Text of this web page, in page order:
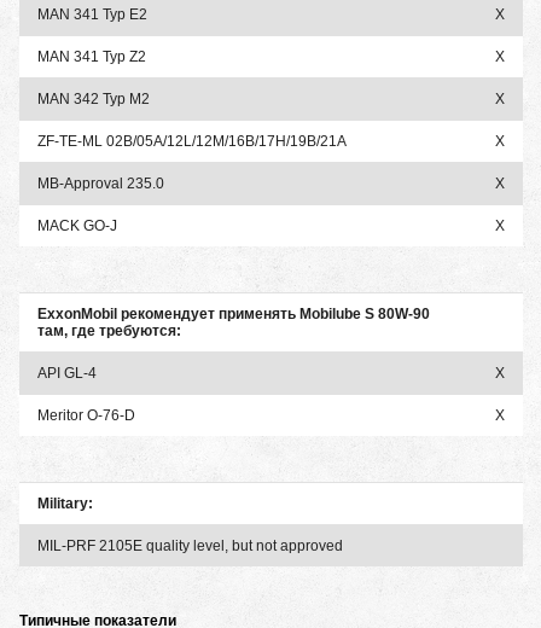
MAN 341 Typ E2 X
MAN 341 Typ Z2 X
MAN 342 Typ M2 X
ZF-TE-ML 02B/05A/12L/12M/16B/17H/19B/21A X
MB-Approval 235.0 X
MACK GO-J X
ExxonMobil рекомендует применять Mobilube S 80W-90
там, где требуются:
API GL-4 X
Meritor O-76-D X
Military:
MIL-PRF 2105E quality level, but not approved
Типичные показатели